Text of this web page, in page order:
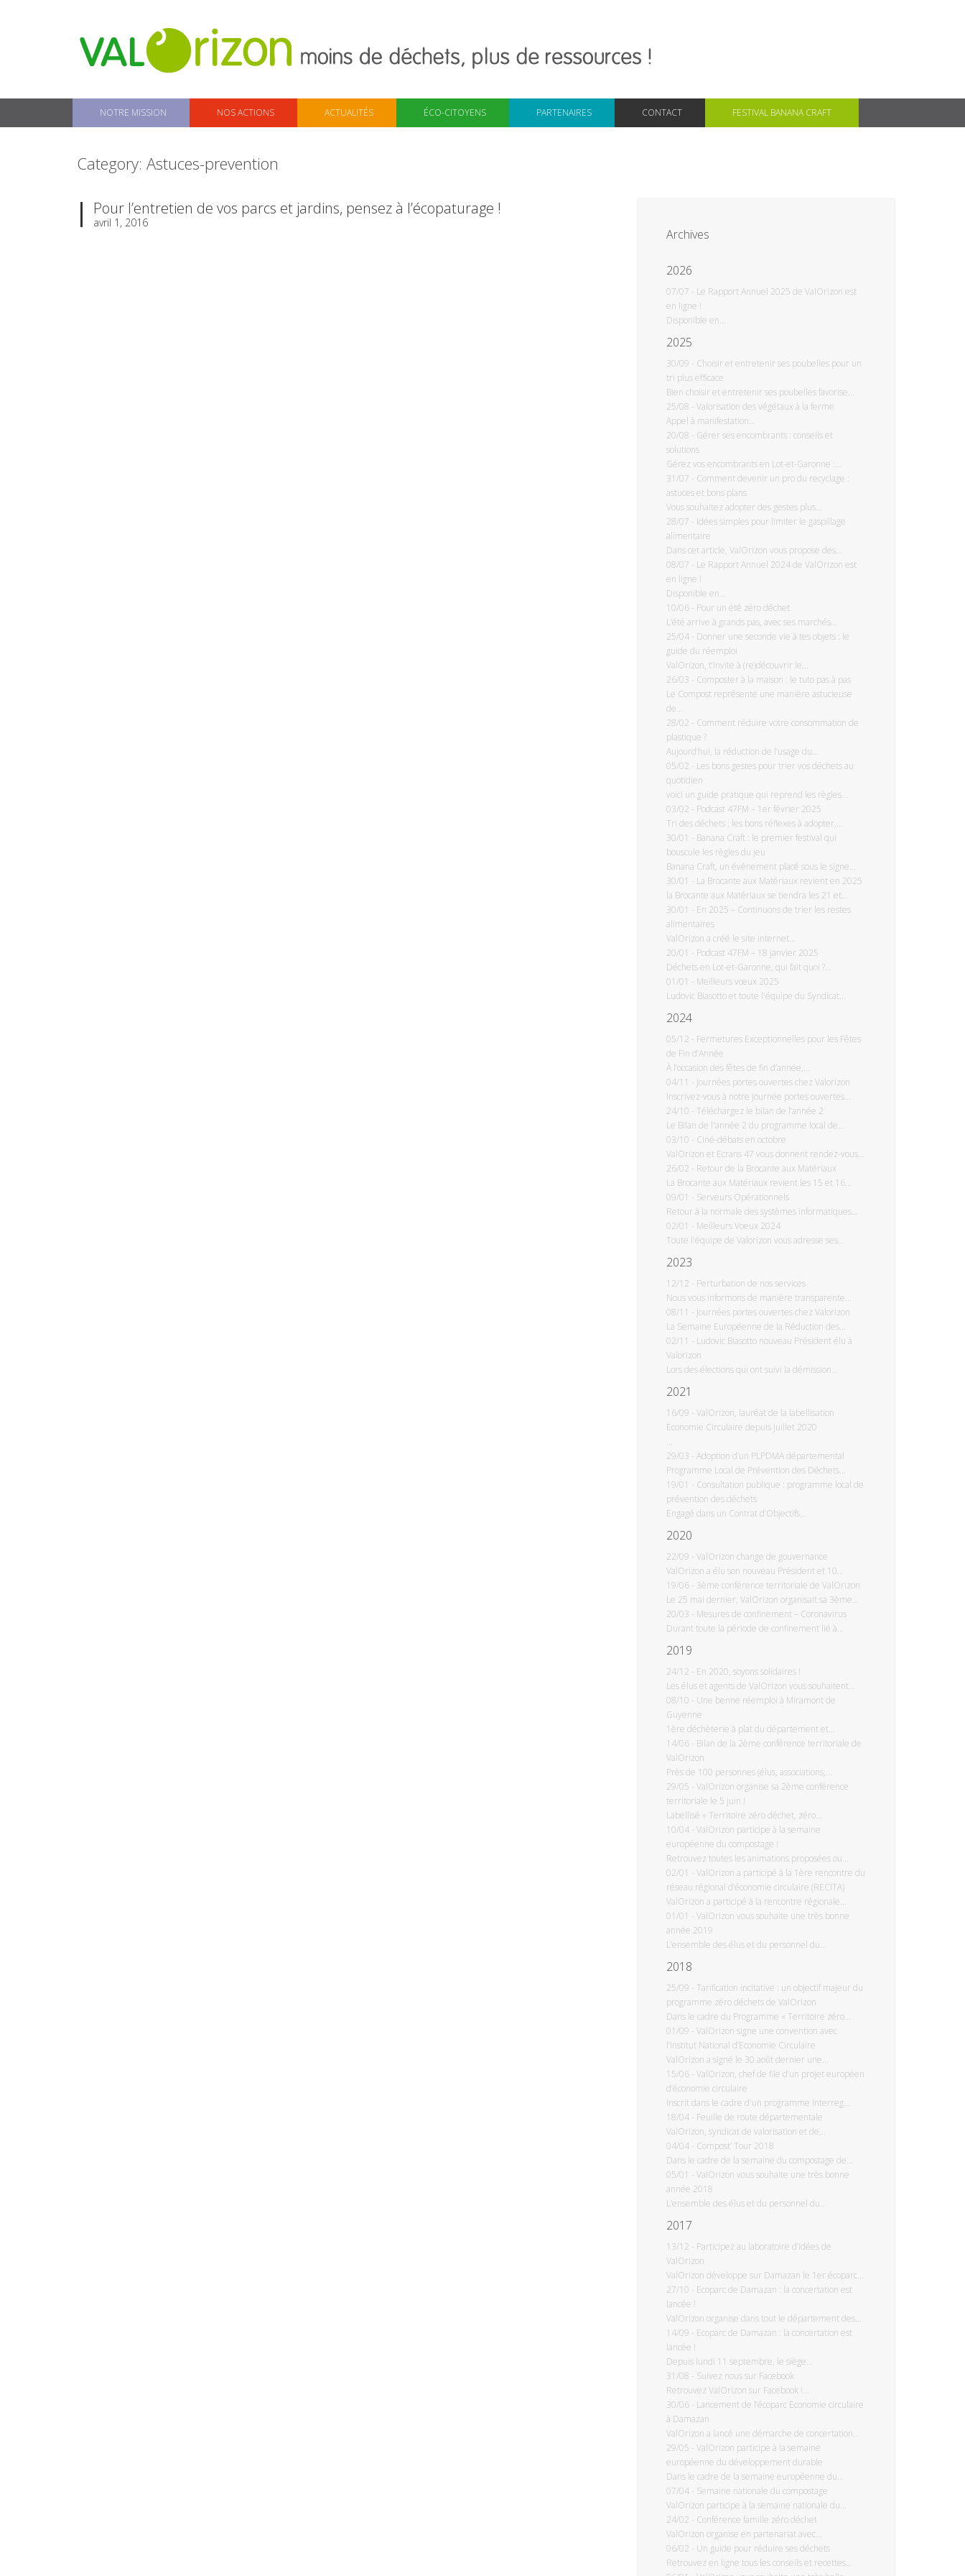
NOTRE MISSION NOS ACTIONS ACTUALITÉS ÉCO-CITOYENS PARTENAIRES CONTACT FESTIVAL BANANA CRAFT
Category: Astuces-prevention
Pour l’entretien de vos parcs et jardins, pensez à l’écopaturage !
avril 1, 2016
Archives
2026
07/07 - Le Rapport Annuel 2025 de ValOrizon est
en ligne !
Disponible en...
2025
30/09 - Choisir et entretenir ses poubelles pour un
tri plus efficace
Bien choisir et entretenir ses poubelles favorise...
25/08 - Valorisation des végétaux à la ferme
Appel à manifestation...
20/08 - Gérer ses encombrants : conseils et
solutions
Gérez vos encombrants en Lot-et-Garonne :...
31/07 - Comment devenir un pro du recyclage :
astuces et bons plans
Vous souhaitez adopter des gestes plus...
28/07 - Idées simples pour limiter le gaspillage
alimentaire
Dans cet article, ValOrizon vous propose des...
08/07 - Le Rapport Annuel 2024 de ValOrizon est
en ligne !
Disponible en...
10/06 - Pour un été zéro déchet
L’été arrive à grands pas, avec ses marchés...
25/04 - Donner une seconde vie à tes objets : le
guide du réemploi
ValOrizon, t’invite à (re)découvrir le...
26/03 - Composter à la maison : le tuto pas à pas
Le Compost représente une manière astucieuse
de...
28/02 - Comment réduire votre consommation de
plastique ?
Aujourd’hui, la réduction de l’usage du...
05/02 - Les bons gestes pour trier vos déchets au
quotidien
voici un guide pratique qui reprend les règles...
03/02 - Podcast 47FM – 1er février 2025
Tri des déchets : les bons réflexes à adopter,...
30/01 - Banana Craft : le premier festival qui
bouscule les règles du jeu
Banana Craft, un événement placé sous le signe...
30/01 - La Brocante aux Matériaux revient en 2025
la Brocante aux Matériaux se tiendra les 21 et...
30/01 - En 2025 – Continuons de trier les restes
alimentaires
ValOrizon a créé le site internet...
20/01 - Podcast 47FM – 18 janvier 2025
Déchets en Lot-et-Garonne, qui fait quoi ?...
01/01 - Meilleurs vœux 2025
Ludovic Biasotto et toute l'équipe du Syndicat...
2024
05/12 - Fermetures Exceptionnelles pour les Fêtes
de Fin d’Année
À l’occasion des fêtes de fin d’année,...
04/11 - Journées portes ouvertes chez Valorizon
Inscrivez-vous à notre journée portes ouvertes...
24/10 - Téléchargez le bilan de l’année 2
Le Bilan de l'année 2 du programme local de...
03/10 - Ciné-débats en octobre
ValOrizon et Ecrans 47 vous donnent rendez-vous...
26/02 - Retour de la Brocante aux Matériaux
La Brocante aux Matériaux revient les 15 et 16...
09/01 - Serveurs Opérationnels
Retour à la normale des systèmes informatiques...
02/01 - Meilleurs Voeux 2024
Toute l'équipe de Valorizon vous adresse ses...
2023
12/12 - Perturbation de nos services
Nous vous informons de manière transparente...
08/11 - Journées portes ouvertes chez Valorizon
La Semaine Européenne de la Réduction des...
02/11 - Ludovic Biasotto nouveau Président élu à
Valorizon
Lors des élections qui ont suivi la démission...
2021
16/09 - ValOrizon, lauréat de la labellisation
Economie Circulaire depuis juillet 2020
...
29/03 - Adoption d’un PLPDMA départemental
Programme Local de Prévention des Déchets...
19/01 - Consultation publique : programme local de
prévention des déchets
Engagé dans un Contrat d’Objectifs...
2020
22/09 - ValOrizon change de gouvernance
ValOrizon a élu son nouveau Président et 10...
19/06 - 3ème conférence territoriale de ValOrizon
Le 25 mai dernier, ValOrizon organisait sa 3ème...
20/03 - Mesures de confinement – Coronavirus
Durant toute la période de confinement lié à...
2019
24/12 - En 2020, soyons solidaires !
Les élus et agents de ValOrizon vous souhaitent...
08/10 - Une benne réemploi à Miramont de
Guyenne
1ère déchèterie à plat du département et...
14/06 - Bilan de la 2ème conférence territoriale de
ValOrizon
Près de 100 personnes (élus, associations,...
29/05 - ValOrizon organise sa 2ème conférence
territoriale le 5 juin !
Labellisé « Territoire zéro déchet, zéro...
10/04 - ValOrizon participe à la semaine
européenne du compostage !
Retrouvez toutes les animations proposées ou...
02/01 - ValOrizon a participé à la 1ère rencontre du
réseau régional d’économie circulaire (RECITA)
ValOrizon a participé à la rencontre régionale...
01/01 - ValOrizon vous souhaite une très bonne
année 2019
L’ensemble des élus et du personnel du...
2018
25/09 - Tarification incitative : un objectif majeur du
programme zéro déchets de ValOrizon
Dans le cadre du Programme « Territoire zéro...
01/09 - ValOrizon signe une convention avec
l’Institut National d’Economie Circulaire
ValOrizon a signé le 30 août dernier une...
15/06 - ValOrizon, chef de file d’un projet européen
d’économie circulaire
Inscrit dans le cadre d'un programme Interreg...
18/04 - Feuille de route départementale
ValOrizon, syndicat de valorisation et de...
04/04 - Compost’ Tour 2018
Dans le cadre de la semaine du compostage de...
05/01 - ValOrizon vous souhaite une très bonne
année 2018
L’ensemble des élus et du personnel du...
2017
13/12 - Participez au laboratoire d’idées de
ValOrizon
ValOrizon développe sur Damazan le 1er écoparc...
27/10 - Ecoparc de Damazan : la concertation est
lancée !
ValOrizon organise dans tout le département des...
14/09 - Ecoparc de Damazan : la concertation est
lancée !
Depuis lundi 11 septembre, le siège...
31/08 - Suivez nous sur Facebook
Retrouvez ValOrizon sur Facebook !...
30/06 - Lancement de l’écoparc Economie circulaire
à Damazan
ValOrizon a lancé une démarche de concertation...
29/05 - ValOrizon participe à la semaine
européenne du développement durable
Dans le cadre de la semaine européenne du...
07/04 - Semaine nationale du compostage
ValOrizon participe à la semaine nationale du...
24/02 - Conférence famille zéro déchet
ValOrizon organise en partenariat avec...
06/02 - Un guide pour réduire ses déchets
Retrouvez en ligne tous les conseils et recettes...